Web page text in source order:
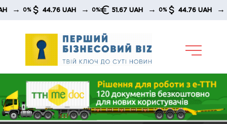
Skip
0% 44.76 UAH → 0% 51.67 UAH → 0% 44.76 UAH → 0%